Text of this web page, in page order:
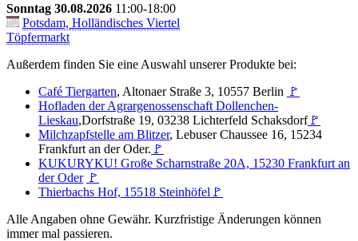
Sonntag 30.08.2026 11:00-18:00
Potsdam, Holländisches Viertel
Töpfermarkt
Außerdem finden Sie eine Auswahl unserer Produkte bei:
Café Tiergarten, Altonaer Straße 3, 10557 Berlin
🚩
Hofladen der Agrargenossenschaft Dollenchen-
Lieskau,Dorfstraße 19, 03238 Lichterfeld Schaksdorf🚩
Milchzapfstelle am Blitzer, Lebuser Chaussee 16, 15234
Frankfurt an der Oder. 🚩
KUKURYKU! Große Scharnstraße 20A, 15230 Frankfurt an
der Oder 🚩
Thierbachs Hof, 15518 Steinhöfel 🚩
Alle Angaben ohne Gewähr. Kurzfristige Änderungen können
immer mal passieren.